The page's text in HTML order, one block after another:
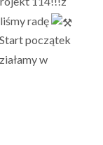
radę
początek
w